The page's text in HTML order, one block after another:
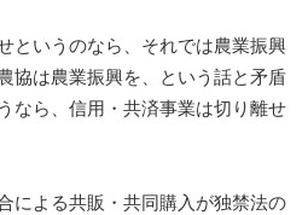
というのなら、それでは農業振興
協は農業振興を、という話と矛盾
なら、信用・共済事業は切り離せ
よる共販・共同購入が独禁法の